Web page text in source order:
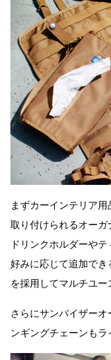
まずカーインテリア
取り付けられるオー
ドリンクホルダーや
好みに応じて追加で
を採用してマルチユー
さらにサンバイザー
ンギングチェーンもラ